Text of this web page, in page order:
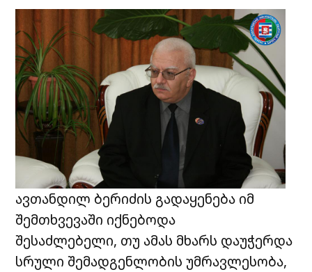
ავთანდილ ბერიძის გადაყენება იმ
შემთხვევაში იქნებოდა
შესაძლებელი, თუ ამას მხარს დაუჭერდა
სრული შემადგენლობის უმრავლესობა,